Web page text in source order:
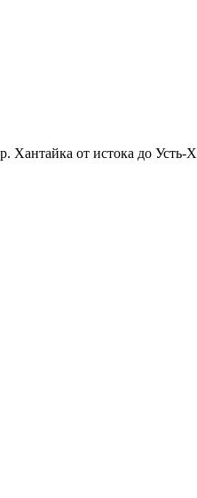
Хантайка от истока до Усть-